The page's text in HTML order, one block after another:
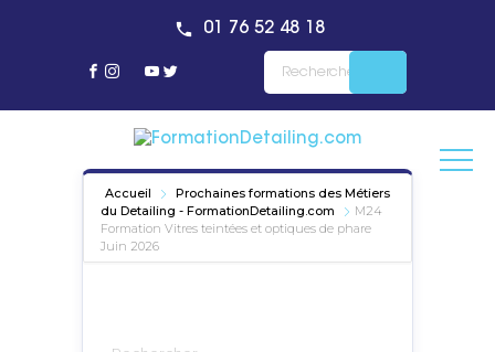
01 76 52 48 18
Accueil
Prochaines formations des Métiers
du Detailing - FormationDetailing.com
M24
Formation Vitres teintées et optiques de phare
Juin 2026